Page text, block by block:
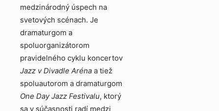
medzinárodný úspech na
svetových scénach. Je
dramaturgom a
spoluorganizátorom
pravidelného cyklu koncertov
Jazz v Divadle Aréna a tiež
spoluautorom a dramaturgom
One Day Jazz Festivalu, ktorý
sa v súčasnosti radí medzi